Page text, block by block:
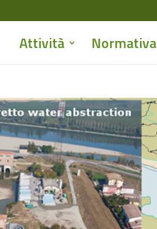
Attività Normativa